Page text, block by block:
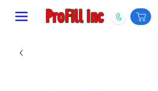
ProFill inc